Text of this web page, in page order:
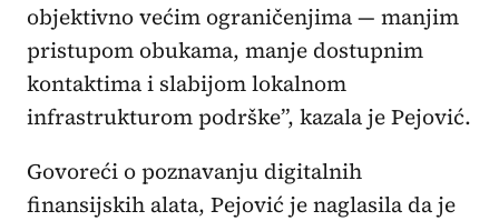
objektivno većim ograničenjima — manjim
pristupom obukama, manje dostupnim
kontaktima i slabijom lokalnom
infrastrukturom podrške”, kazala je Pejović.
Govoreći o poznavanju digitalnih
finansijskih alata, Pejović je naglasila da je